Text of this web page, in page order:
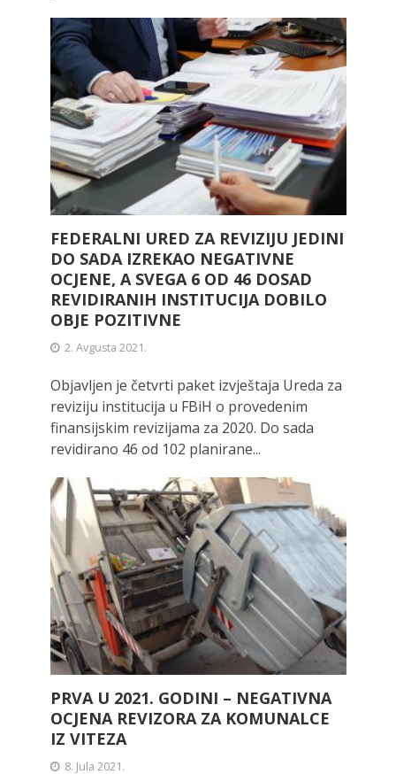
FEDERALNI URED ZA REVIZIJU JEDINI
DO SADA IZREKAO NEGATIVNE
OCJENE, A SVEGA 6 OD 46 DOSAD
REVIDIRANIH INSTITUCIJA DOBILO
OBJE POZITIVNE
2. Avgusta 2021.
Objavljen je četvrti paket izvještaja Ureda za
reviziju institucija u FBiH o provedenim
finansijskim revizijama za 2020. Do sada
revidirano 46 od 102 planirane...
PRVA U 2021. GODINI – NEGATIVNA
OCJENA REVIZORA ZA KOMUNALCE
IZ VITEZA
8. Jula 2021.